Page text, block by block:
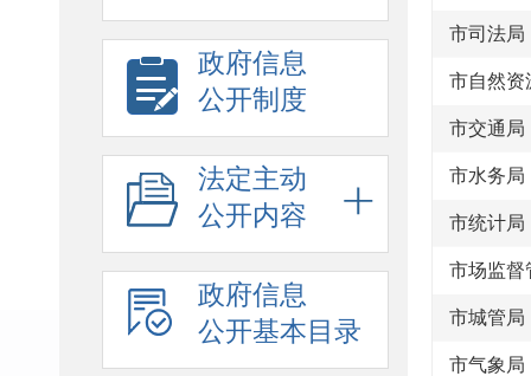
政府信息
公开制度
法定主动
公开内容
政府信息
公开基本目录
市司法局
市自然资
市交通局
市水务局
市统计局
市场监督
市城管局
市气象局